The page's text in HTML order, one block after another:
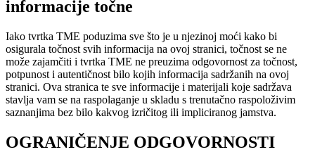
informacije točne
Iako tvrtka TME poduzima sve što je u njezinoj moći kako bi
osigurala točnost svih informacija na ovoj stranici, točnost se ne
može zajamčiti i tvrtka TME ne preuzima odgovornost za točnost,
potpunost i autentičnost bilo kojih informacija sadržanih na ovoj
stranici. Ova stranica te sve informacije i materijali koje sadržava
stavlja vam se na raspolaganje u skladu s trenutačno raspoloživim
saznanjima bez bilo kakvog izričitog ili impliciranog jamstva.
OGRANIČENJE ODGOVORNOSTI